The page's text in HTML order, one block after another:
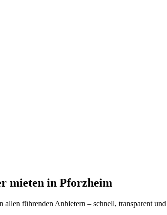
mieten in Pforzheim
allen führenden Anbietern – schnell, transparent